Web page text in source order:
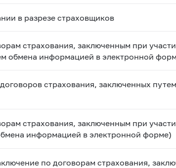
в разрезе страховщиков
страхования, заключенным при
обмена информацией в электронной
страхования, заключенных
страхования, заключенным при
информацией в электронной форме)
по договорам страхования,